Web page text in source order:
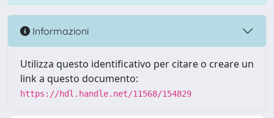
Informazioni
Utilizza questo identificativo per citare o creare un
link a questo documento:
https://hdl.handle.net/11568/154829